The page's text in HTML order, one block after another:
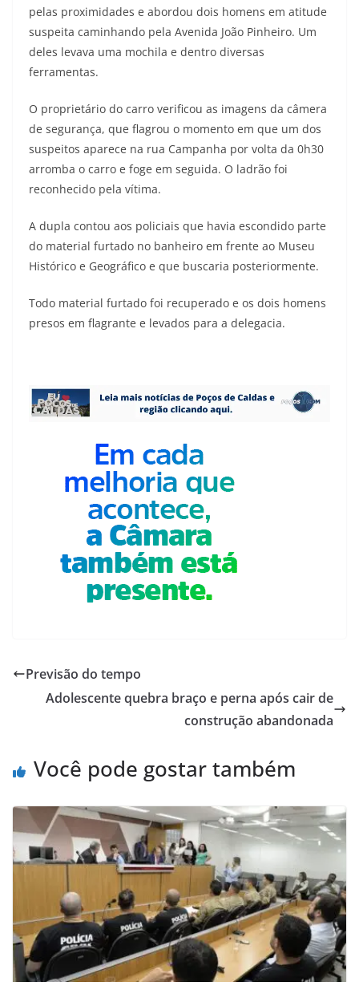
pelas proximidades e abordou dois homens em atitude
suspeita caminhando pela Avenida João Pinheiro. Um
deles levava uma mochila e dentro diversas
ferramentas.
O proprietário do carro verificou as imagens da câmera
de segurança, que flagrou o momento em que um dos
suspeitos aparece na rua Campanha por volta da 0h30
arromba o carro e foge em seguida. O ladrão foi
reconhecido pela vítima.
A dupla contou aos policiais que havia escondido parte
do material furtado no banheiro em frente ao Museu
Histórico e Geográfico e que buscaria posteriormente.
Todo material furtado foi recuperado e os dois homens
presos em flagrante e levados para a delegacia.
Previsão do tempo
Adolescente quebra braço e perna após cair de
construção abandonada
Você pode gostar também